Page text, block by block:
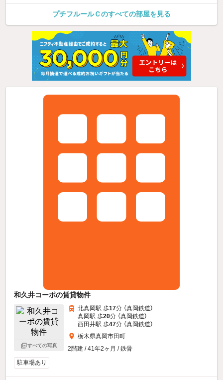
プチフルールＣのすべての部屋を見る
和久井コーポの賃貸物件
すべての写真
北真岡駅 歩17分 （真岡鉄道）
真岡駅 歩20分 （真岡鉄道）
西田井駅 歩47分 （真岡鉄道）
栃木県真岡市田町
2階建 / 41年2ヶ月 / 鉄骨
駐車場あり